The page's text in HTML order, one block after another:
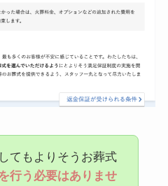
てもよりそうお葬式
行う必要はありませ